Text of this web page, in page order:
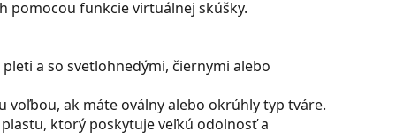
pomocou funkcie virtuálnej skúšky.
a so svetlohnedými, čiernymi alebo
voľbou, ak máte oválny alebo okrúhly typ tváre.
ktorý poskytuje veľkú odolnosť a